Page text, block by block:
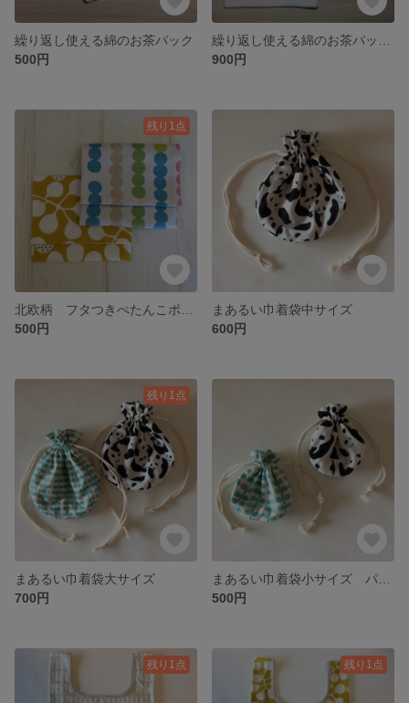
繰り返し使える綿のお茶パック
500円
900円
残り1点
500円
まあるい巾着袋中サイズ
600円
残り1点
まあるい巾着袋大サイズ
700円
500円
残り1点 残り1点